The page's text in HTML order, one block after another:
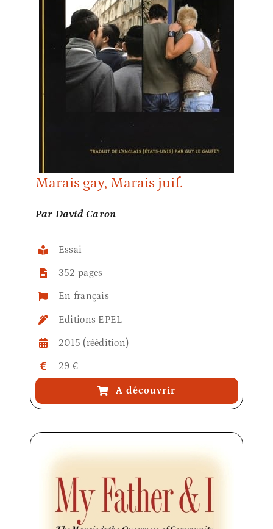
Marais gay, Marais juif.
Par David Caron
Essai
352 pages
En français
Editions EPEL
2015 (réédition)
29 €
A découvrir